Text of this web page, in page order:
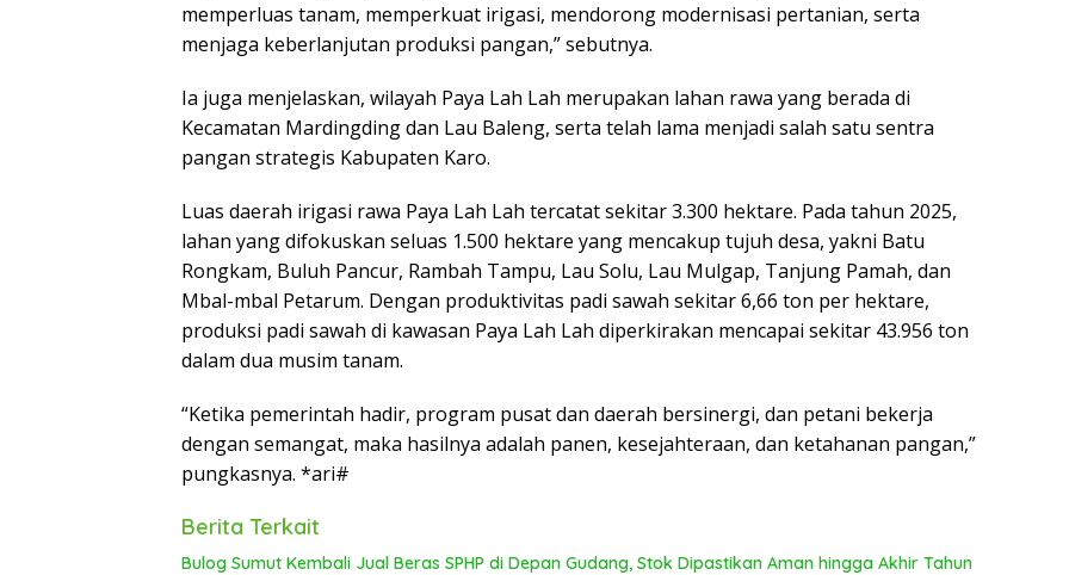
memperluas tanam, memperkuat irigasi, mendorong modernisasi pertanian, serta
menjaga keberlanjutan produksi pangan,” sebutnya.
Ia juga menjelaskan, wilayah Paya Lah Lah merupakan lahan rawa yang berada di
Kecamatan Mardingding dan Lau Baleng, serta telah lama menjadi salah satu sentra
pangan strategis Kabupaten Karo.
Luas daerah irigasi rawa Paya Lah Lah tercatat sekitar 3.300 hektare. Pada tahun 2025,
lahan yang difokuskan seluas 1.500 hektare yang mencakup tujuh desa, yakni Batu
Rongkam, Buluh Pancur, Rambah Tampu, Lau Solu, Lau Mulgap, Tanjung Pamah, dan
Mbal-mbal Petarum. Dengan produktivitas padi sawah sekitar 6,66 ton per hektare,
produksi padi sawah di kawasan Paya Lah Lah diperkirakan mencapai sekitar 43.956 ton
dalam dua musim tanam.
“Ketika pemerintah hadir, program pusat dan daerah bersinergi, dan petani bekerja
dengan semangat, maka hasilnya adalah panen, kesejahteraan, dan ketahanan pangan,”
pungkasnya. *ari#
Berita Terkait
Bulog Sumut Kembali Jual Beras SPHP di Depan Gudang, Stok Dipastikan Aman hingga Akhir Tahun